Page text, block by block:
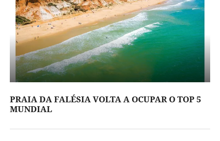
PRAIA DA FALÉSIA VOLTA A OCUPAR O TOP 5
MUNDIAL